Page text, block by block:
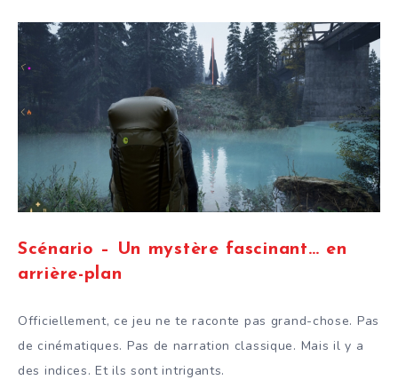
Scénario – Un mystère fascinant… en
arrière-plan
Officiellement, ce jeu ne te raconte pas grand-chose. Pas
de cinématiques. Pas de narration classique. Mais il y a
des indices. Et ils sont intrigants.